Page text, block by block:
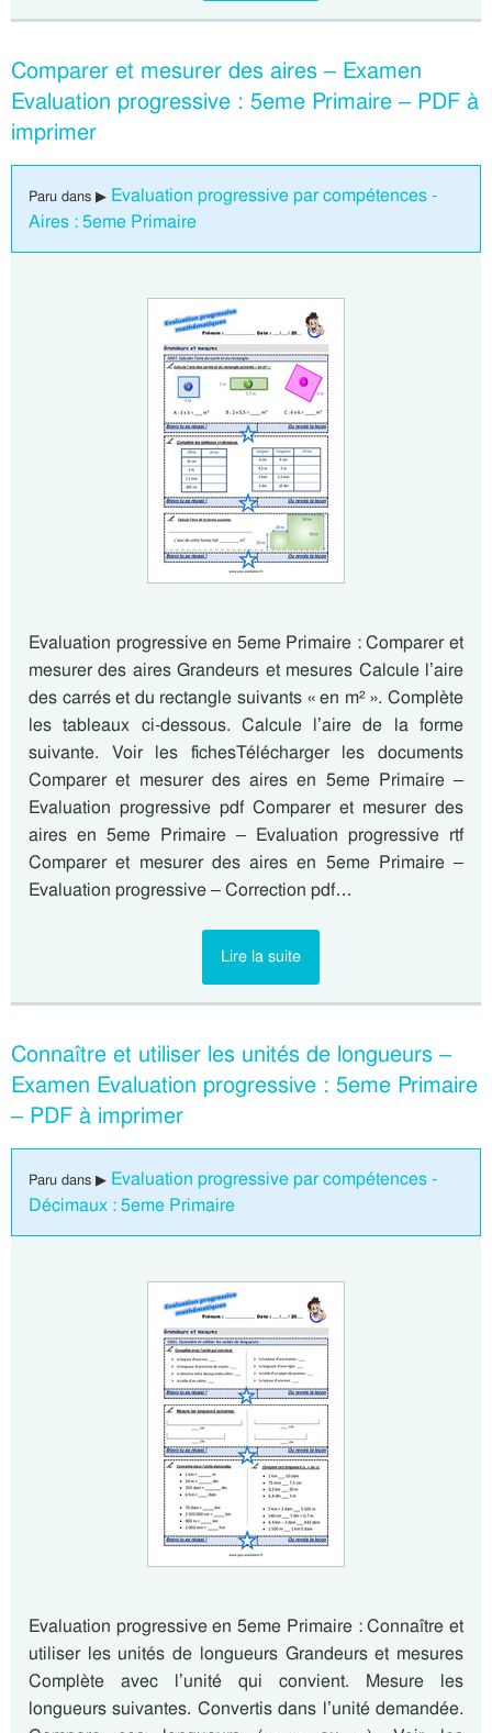
Comparer et mesurer des aires – Examen
Evaluation progressive : 5eme Primaire – PDF à
imprimer
Paru dans ▶ Evaluation progressive par compétences -
Aires : 5eme Primaire
Evaluation progressive en 5eme Primaire : Comparer et
mesurer des aires Grandeurs et mesures Calcule l’aire
des carrés et du rectangle suivants « en m² ». Complète
les tableaux ci-dessous. Calcule l’aire de la forme
suivante. Voir les fichesTélécharger les documents
Comparer et mesurer des aires en 5eme Primaire –
Evaluation progressive pdf Comparer et mesurer des
aires en 5eme Primaire – Evaluation progressive rtf
Comparer et mesurer des aires en 5eme Primaire –
Evaluation progressive – Correction pdf…
Lire la suite
Connaître et utiliser les unités de longueurs –
Examen Evaluation progressive : 5eme Primaire
– PDF à imprimer
Paru dans ▶ Evaluation progressive par compétences -
Décimaux : 5eme Primaire
Evaluation progressive en 5eme Primaire : Connaître et
utiliser les unités de longueurs Grandeurs et mesures
Complète avec l’unité qui convient. Mesure les
longueurs suivantes. Convertis dans l’unité demandée.